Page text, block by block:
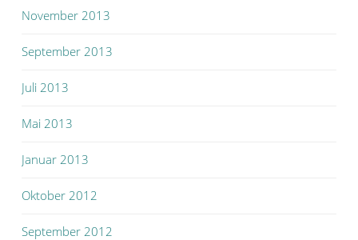
November 2013
September 2013
Juli 2013
Mai 2013
Januar 2013
Oktober 2012
September 2012